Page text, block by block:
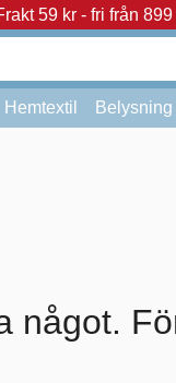
59 kr - fri från 899
Hemtextil Belysning
något.